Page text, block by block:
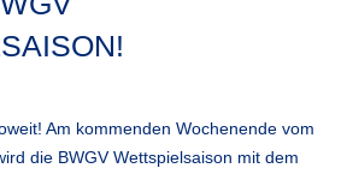
Am kommenden Wochenende vom
die BWGV Wettspielsaison mit dem